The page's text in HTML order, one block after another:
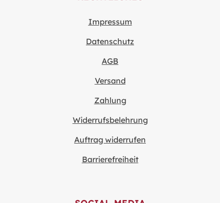
Impressum
Datenschutz
AGB
Versand
Zahlung
Widerrufsbelehrung
Auftrag widerrufen
Barrierefreiheit